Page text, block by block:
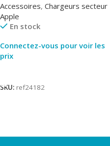
Accessoires, Chargeurs secteur
Apple
En stock
Connectez-vous pour voir les
prix
SKU: ref24182